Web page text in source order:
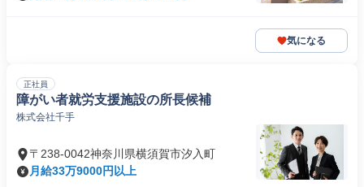
気になる
正社員
障がい者就労支援施設の所長候補
株式会社千手
〒238-0042神奈川県横須賀市汐入町
月給33万9000円以上